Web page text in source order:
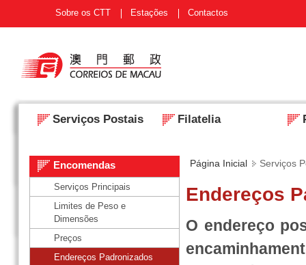
Sobre os CTT Estações Contactos
Serviços Postais Filatelia
Encomendas
Serviços Principais
Limites de Peso e
Dimensões
Preços
Endereços Padronizados
Página Inicial Serviços
Endereços
O endereço